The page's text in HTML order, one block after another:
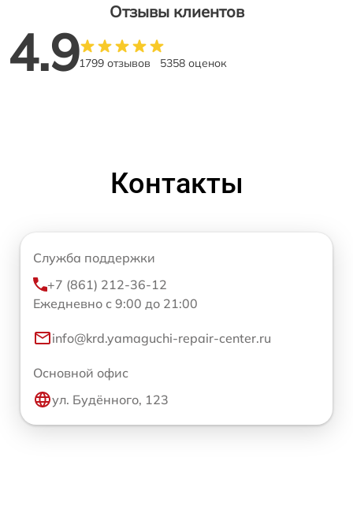
Отзывы клиентов
4.91799 отзывов 5358 оценок
Контакты
Служба поддержки
+7 (861) 212-36-12
Ежедневно с 9:00 до 21:00
info@krd.yamaguchi-repair-center.ru
Основной офис
ул. Будённого, 123